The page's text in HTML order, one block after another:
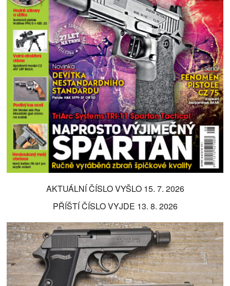
AKTUÁLNÍ ČÍSLO VYŠLO 15. 7. 2026
PŘÍŠTÍ ČÍSLO VYJDE 13. 8. 2026